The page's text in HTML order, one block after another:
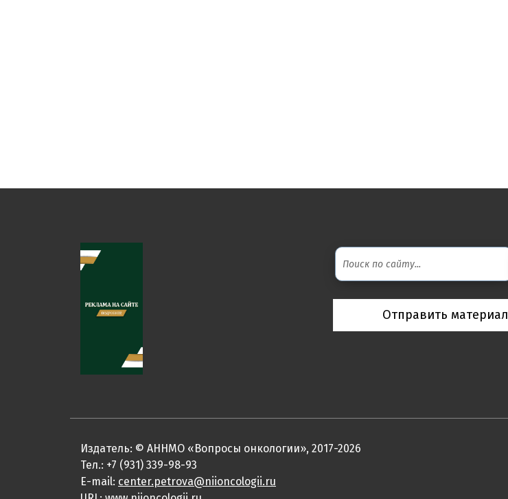
Отправить материал
Издатель: © АННМО «Вопросы онкологии», 2017-2026
Тел.: +7 (931) 339-98-93
E-mail: center.petrova@niioncologii.ru